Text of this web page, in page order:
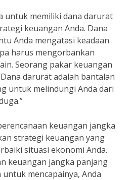
untuk memiliki dana darurat
keuangan Anda. Dana
Anda mengatasi keadaan
harus mengorbankan
Seorang pakar keuangan
darurat adalah bantalan
untuk melindungi Anda dari
keuangan jangka
strategi keuangan yang
situasi ekonomi Anda.
keuangan jangka panjang
mencapainya, Anda